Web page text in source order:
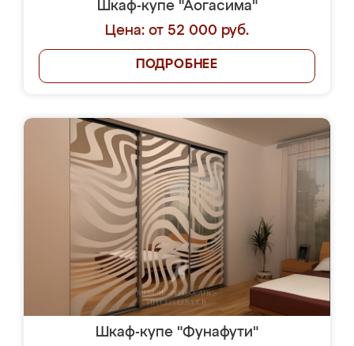
Шкаф-купе "Аогасима"
Цена: от 52 000 руб.
ПОДРОБНЕЕ
Шкаф-купе "Фунафути"